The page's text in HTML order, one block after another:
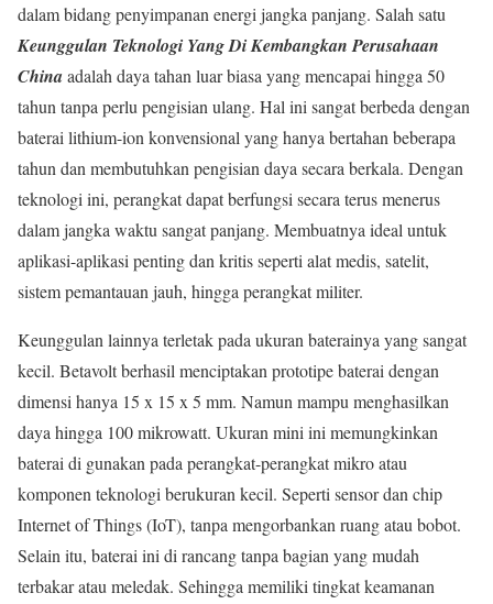
dalam bidang penyimpanan energi jangka panjang. Salah satu
Keunggulan Teknologi Yang Di Kembangkan Perusahaan
Chinaadalah daya tahan luar biasa yang mencapai hingga 50
tahun tanpa perlu pengisian ulang. Hal ini sangat berbeda dengan
baterai lithium-ion konvensional yang hanya bertahan beberapa
tahun dan membutuhkan pengisian daya secara berkala. Dengan
teknologi ini, perangkat dapat berfungsi secara terus menerus
dalam jangka waktu sangat panjang. Membuatnya ideal untuk
aplikasi-aplikasi penting dan kritis seperti alat medis, satelit,
sistem pemantauan jauh, hingga perangkat militer.
Keunggulan lainnya terletak pada ukuran baterainya yang sangat
kecil. Betavolt berhasil menciptakan prototipe baterai dengan
dimensi hanya 15 x 15 x 5 mm. Namun mampu menghasilkan
daya hingga 100 mikrowatt. Ukuran mini ini memungkinkan
baterai di gunakan pada perangkat-perangkat mikro atau
komponen teknologi berukuran kecil. Seperti sensor dan chip
Internet of Things (IoT), tanpa mengorbankan ruang atau bobot.
Selain itu, baterai ini di rancang tanpa bagian yang mudah
terbakar atau meledak. Sehingga memiliki tingkat keamanan